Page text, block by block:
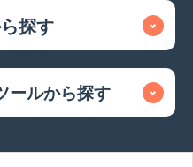
探す
ールから探す